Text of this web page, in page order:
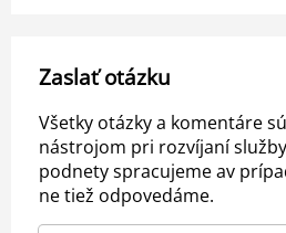
Zaslať otázku
Všetky otázky a komentáre
nástrojom pri rozvíjaní
podnety spracujeme av
ne tiež odpovedáme.